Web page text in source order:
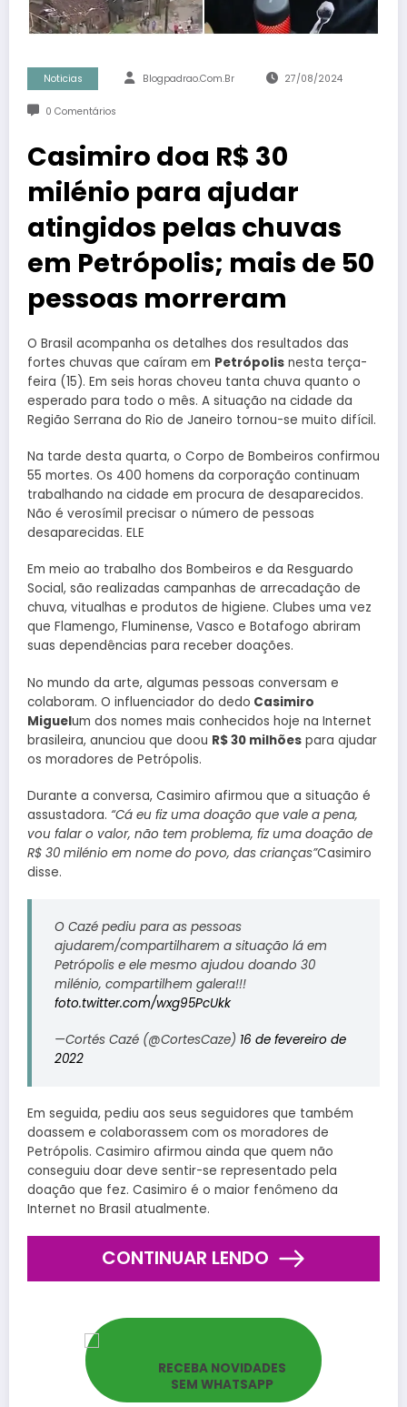
Noticias Blogpadrao.com.br 27/08/2024
0 Comentários
Casimiro doa R$ 30
milénio para ajudar
atingidos pelas chuvas
em Petrópolis; mais de 50
pessoas morreram
O Brasil acompanha os detalhes dos resultados das
fortes chuvas que caíram em Petrópolis nesta terça-
feira (15). Em seis horas choveu tanta chuva quanto o
esperado para todo o mês. A situação na cidade da
Região Serrana do Rio de Janeiro tornou-se muito difícil.
Na tarde desta quarta, o Corpo de Bombeiros confirmou
55 mortes. Os 400 homens da corporação continuam
trabalhando na cidade em procura de desaparecidos.
Não é verosímil precisar o número de pessoas
desaparecidas. ELE
Em meio ao trabalho dos Bombeiros e da Resguardo
Social, são realizadas campanhas de arrecadação de
chuva, vitualhas e produtos de higiene. Clubes uma vez
que Flamengo, Fluminense, Vasco e Botafogo abriram
suas dependências para receber doações.
No mundo da arte, algumas pessoas conversam e
colaboram. O influenciador do dedo Casimiro
Miguelum dos nomes mais conhecidos hoje na Internet
brasileira, anunciou que doou R$ 30 milhões para ajudar
os moradores de Petrópolis.
Durante a conversa, Casimiro afirmou que a situação é
assustadora. “Cá eu fiz uma doação que vale a pena,
vou falar o valor, não tem problema, fiz uma doação de
R$ 30 milénio em nome do povo, das crianças”Casimiro
disse.
O Cazé pediu para as pessoas
ajudarem/compartilharem a situação lá em
Petrópolis e ele mesmo ajudou doando 30
milénio, compartilhem galera!!!
foto.twitter.com/wxg95PcUkk
—Cortés Cazé (@CortesCaze) 16 de fevereiro de
2022
Em seguida, pediu aos seus seguidores que também
doassem e colaborassem com os moradores de
Petrópolis. Casimiro afirmou ainda que quem não
conseguiu doar deve sentir-se representado pela
doação que fez. Casimiro é o maior fenômeno da
Internet no Brasil atualmente.
CONTINUAR LENDO
RECEBA NOVIDADES
SEM WHATSAPP